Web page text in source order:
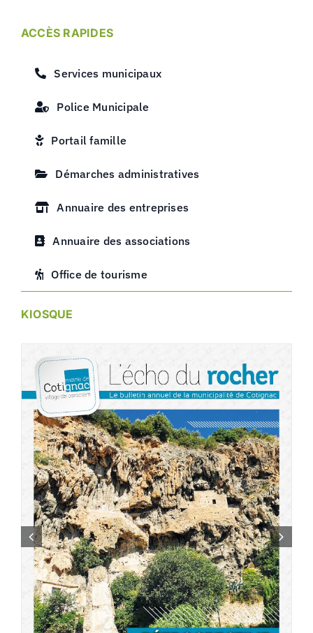
ACCÈS RAPIDES
Services municipaux
Police Municipale
Portail famille
Démarches administratives
Annuaire des entreprises
Annuaire des associations
Office de tourisme
KIOSQUE